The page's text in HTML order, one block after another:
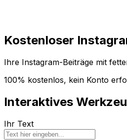
Kostenloser
Ihre Instagram-Beiträge mit
100% kostenlos, kein Konto
Interaktives
Ihr Text